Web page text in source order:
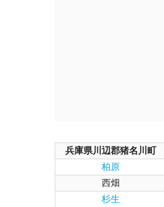
兵庫県川辺郡猪名川町
柏原
西畑
杉生